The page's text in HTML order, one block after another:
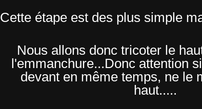
Cette étape est des plus simple
Nous allons donc tricoter le
l'emmanchure...Donc attention
devant en même temps, ne le
haut.....